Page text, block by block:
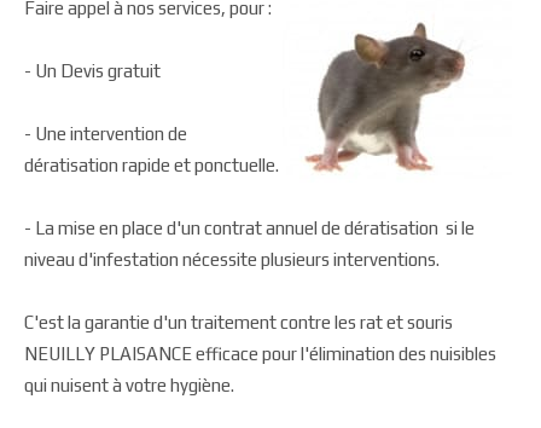
Faire appel à nos services, pour :
- Un Devis gratuit
- Une intervention de
dératisation rapide et ponctuelle.
- La mise en place d'un contrat annuel de dératisation si le
niveau d'infestation nécessite plusieurs interventions.
C'est la garantie d'un traitement contre les rat et souris
NEUILLY PLAISANCE efficace pour l'élimination des nuisibles
qui nuisent à votre hygiène.